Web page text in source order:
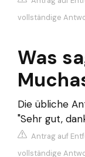
vollständige
Was
Die übliche
"Sehr gut,
Antrag auf
vollständige